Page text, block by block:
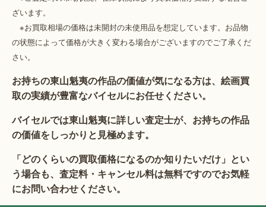
ざいます。
※お買取相場の価格は未開封の未使用品を想定しています。お品物
の状態によって価格が大きく変わる場合がございますのでご了承くだ
さい。
お持ちの東山魁夷の作品の価値が気になる方は、絵画買
取の実績が豊富なバイセルにお任せください。
バイセルでは東山魁夷に詳しい査定士が、お持ちの作品
の価値をしっかりと見極めます。
「どのくらいの買取価格になるのか知りたいだけ」とい
う場合も、査定料・キャンセル料は無料ですのでお気軽
にお問い合わせください。